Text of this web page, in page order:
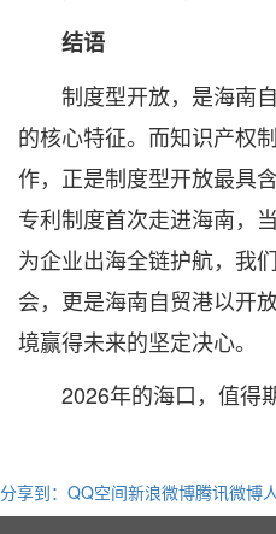
结语
制度型开放，是海南自
的核心特征。而知识产权
作，正是制度型开放最具
专利制度首次走进海南，
为企业出海全链护航，我
会，更是海南自贸港以开
境赢得未来的坚定决心。
2026年的海口，值得期
分享到： QQ空间新浪微博腾讯微博